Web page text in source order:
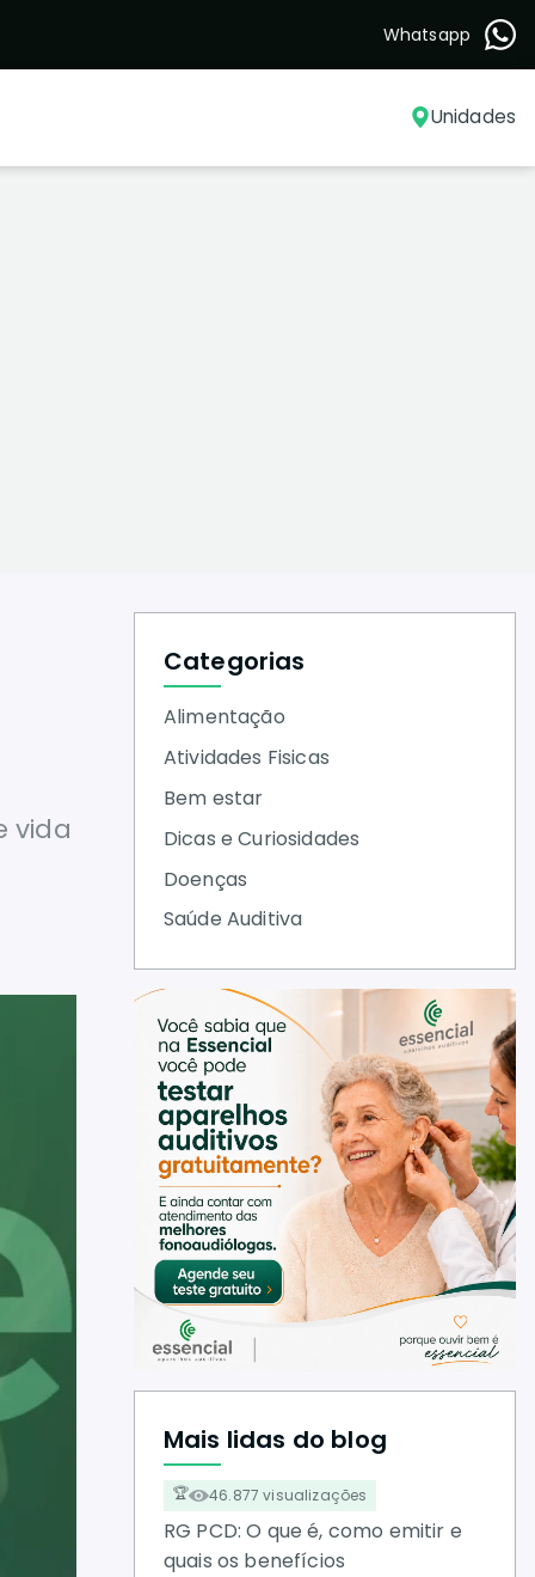
Whatsapp
Unidades
vida
Categorias
Alimentação
Atividades Fisicas
Bem estar
Dicas e Curiosidades
Doenças
Saúde Auditiva
Mais lidas do blog
46.877 visualizações
RG PCD: O que é, como emitir e
quais os benefícios